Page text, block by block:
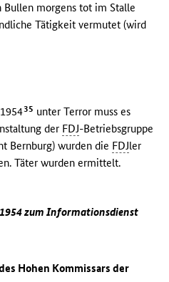
morgens tot im Stalle
Tätigkeit vermutet (wird
35 unter Terror muss es
der FDJ-Betriebsgruppe
Bernburg) wurden die FDJler
Täter wurden ermittelt.
zum Informationsdienst
Hohen Kommissars der